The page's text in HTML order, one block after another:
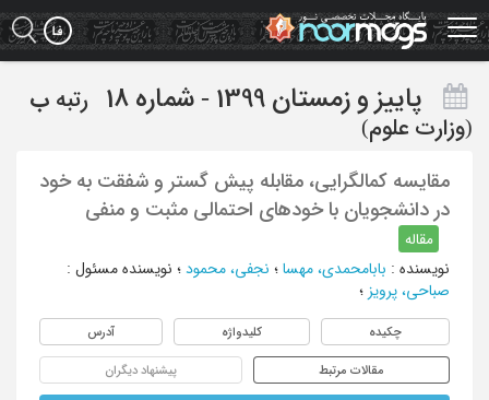
Skip
to
main
پاییز و زمستان 1399 - شماره 18 رتبه ب
(وزارت علوم)
مقایسه کمالگرایی، مقابله پیش گستر و شفقت به خود
در دانشجویان با خودهای احتمالی مثبت و منفی
مقاله
نویسنده : بابامحمدی، مهسا ؛ نجفی، محمود ؛ نویسنده مسئول :
صباحی، پرویز ؛
چکیده کلیدواژه آدرس
مقالات مرتبط پیشنهاد دیگران